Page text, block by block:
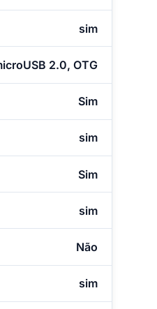
sim
2.0, OTG
Sim
sim
Sim
sim
Não
sim